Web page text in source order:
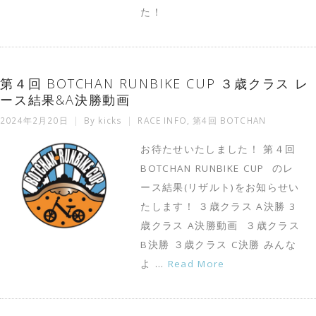
た！
第４回 BOTCHAN RUNBIKE CUP ３歳クラス レ
ース結果&A決勝動画
2024年2月20日 By kicks RACE INFO ,第4回 BOTCHAN
お待たせいたしました！ 第４回
BOTCHAN RUNBIKE CUP のレ
ース結果(リザルト)をお知らせい
たします！ ３歳クラス A決勝 3
歳クラス A決勝動画 ３歳クラス
B決勝 ３歳クラス C決勝 みんな
よ … Read More